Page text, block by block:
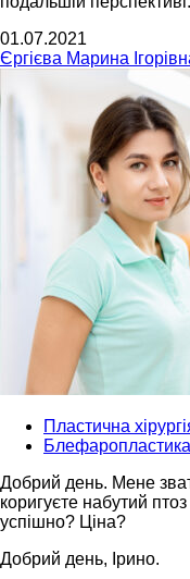
01.07.2021
Єргієва Марина
Пластична
Добрий день. Мене
коригуєте набутий
успішно? Ціна?
Добрий день, Ірино.